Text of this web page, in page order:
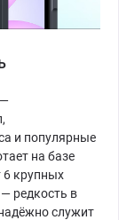
и популярные
на базе
6 крупных
редкость в
служит